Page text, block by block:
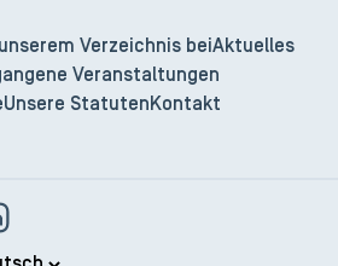
Verzeichnis bei Aktuelles
Veranstaltungen
Unsere Statuten Kontakt